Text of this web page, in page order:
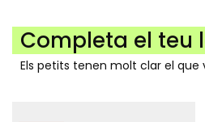
Completa el teu
Els petits tenen molt clar el